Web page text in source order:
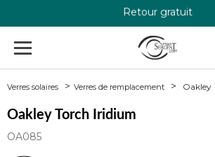
+33 4 79 24 76 84
Verres solaires Verres de remplacement Oakley
Oakley Torch Iridium
OA085